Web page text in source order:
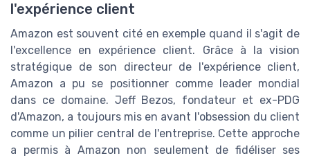
l'expérience client
Amazon est souvent cité en exemple quand il s'agit de
l'excellence en expérience client. Grâce à la vision
stratégique de son directeur de l'expérience client,
Amazon a pu se positionner comme leader mondial
dans ce domaine. Jeff Bezos, fondateur et ex-PDG
d'Amazon, a toujours mis en avant l'obsession du client
comme un pilier central de l'entreprise. Cette approche
a permis à Amazon non seulement de fidéliser ses